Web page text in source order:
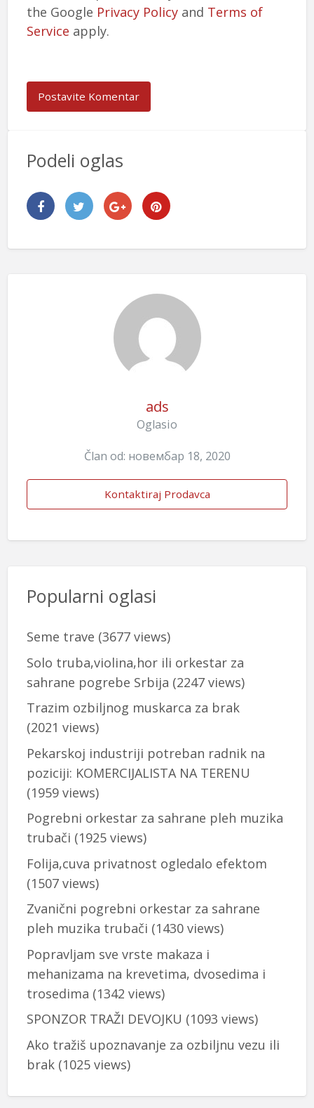
the Google Privacy Policyand Terms of
Service apply.
Podeli oglas
ads
Oglasio
Član od: новембар 18, 2020
Kontaktiraj Prodavca
Popularni oglasi
Seme trave (3677 views)
Solo truba,violina,hor ili orkestar za
sahrane pogrebe Srbija (2247 views)
Trazim ozbiljnog muskarca za brak
(2021 views)
Pekarskoj industriji potreban radnik na
poziciji: KOMERCIJALISTA NA TERENU
(1959 views)
Pogrebni orkestar za sahrane pleh muzika
trubači (1925 views)
Folija,cuva privatnost ogledalo efektom
(1507 views)
Zvanični pogrebni orkestar za sahrane
pleh muzika trubači (1430 views)
Popravljam sve vrste makaza i
mehanizama na krevetima, dvosedima i
trosedima (1342 views)
SPONZOR TRAŽI DEVOJKU (1093 views)
Ako tražiš upoznavanje za ozbiljnu vezu ili
brak(1025 views)